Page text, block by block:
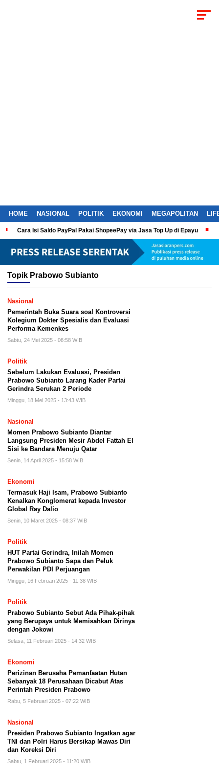
HOME NASIONAL POLITIK EKONOMI MEGAPOLITAN
Cara Isi Saldo PayPal Pakai ShopeePay via Jasa Top Up di Epayu
Topik Prabowo Subianto
Nasional
Pemerintah Buka Suara soal Kontroversi
Kolegium Dokter Spesialis dan Evaluasi
Performa Kemenkes
Sabtu, 24 Mei 2025 - 08:58 WIB
Politik
Sebelum Lakukan Evaluasi, Presiden
Prabowo Subianto Larang Kader Partai
Gerindra Serukan 2 Periode
Minggu, 18 Mei 2025 - 13:43 WIB
Nasional
Momen Prabowo Subianto Diantar
Langsung Presiden Mesir Abdel Fattah El
Sisi ke Bandara Menuju Qatar
Senin, 14 April 2025 - 15:58 WIB
Ekonomi
Termasuk Haji Isam, Prabowo Subianto
Kenalkan Konglomerat kepada Investor
Global Ray Dalio
Senin, 10 Maret 2025 - 08:37 WIB
Politik
HUT Partai Gerindra, Inilah Momen
Prabowo Subianto Sapa dan Peluk
Perwakilan PDI Perjuangan
Minggu, 16 Februari 2025 - 11:38 WIB
Politik
Prabowo Subianto Sebut Ada Pihak-pihak
yang Berupaya untuk Memisahkan Dirinya
dengan Jokowi
Selasa, 11 Februari 2025 - 14:32 WIB
Ekonomi
Perizinan Berusaha Pemanfaatan Hutan
Sebanyak 18 Perusahaan Dicabut Atas
Perintah Presiden Prabowo
Rabu, 5 Februari 2025 - 07:22 WIB
Nasional
Presiden Prabowo Subianto Ingatkan agar
TNI dan Polri Harus Bersikap Mawas Diri
dan Koreksi Diri
Sabtu, 1 Februari 2025 - 11:20 WIB